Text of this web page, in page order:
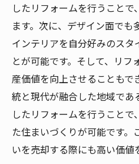
リフォームのプロが教
最適化
プロの視点から見
戦略
倉敷市での住まい
テクニック
リフォーム専門家
い改善
したリフォームを行うこと
ます。次に、デザイン面で
インテリアを自分好みのス
とが可能です。そして、リ
産価値を向上させることもで
統と現代が融合した地域で
したリフォームを行うこと
た住まいづくりが可能です。
いを売却する際にも高い価値